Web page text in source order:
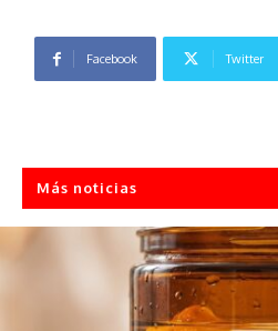
Facebook Twitter
Más noticias